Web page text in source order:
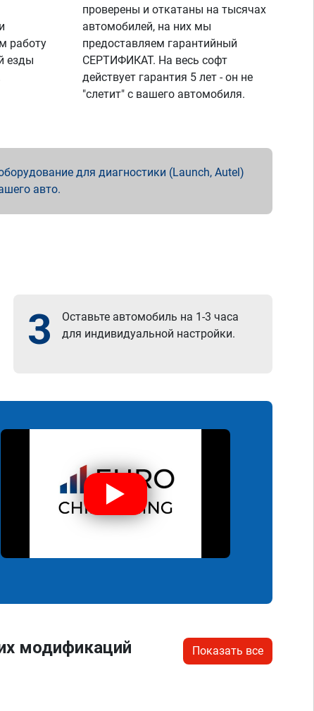
работу
езды
проверены и откатаны на тысячах
автомобилей, на них мы
предоставляем гарантийный
СЕРТИФИКАТ. На весь софт
действует гарантия 5 лет - он не
"слетит" с вашего автомобиля.
для диагностики (Launch, Autel)
авто.
3
Оставьте автомобиль на 1-3 часа
для индивидуальной настройки.
модификаций
Показать все